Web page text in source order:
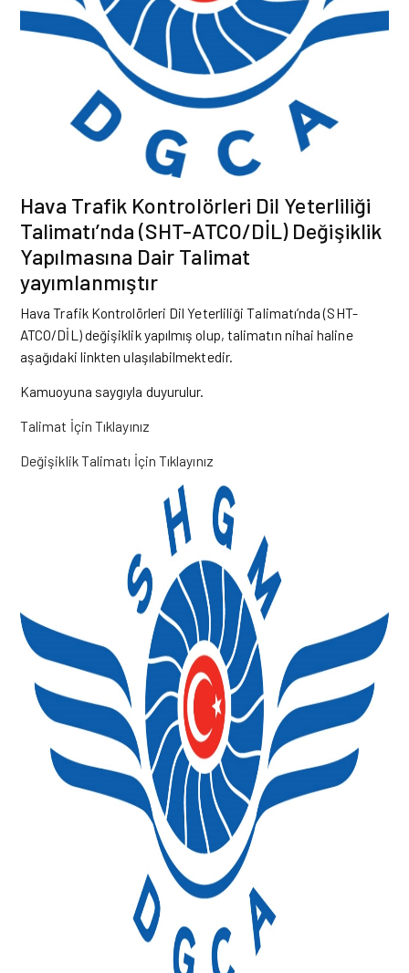
Hava Trafik Kontrolörleri Dil Yeterliliği
Talimatı’nda (SHT-ATCO/DİL) Değişiklik
Yapılmasına Dair Talimat
yayımlanmıştır
Hava Trafik Kontrolörleri Dil Yeterliliği Talimatı’nda (SHT-
ATCO/DİL) değişiklik yapılmış olup, talimatın nihai haline
aşağıdaki linkten ulaşılabilmektedir.
Kamuoyuna saygıyla duyurulur.
Talimat İçin Tıklayınız
Değişiklik Talimatı İçin Tıklayınız